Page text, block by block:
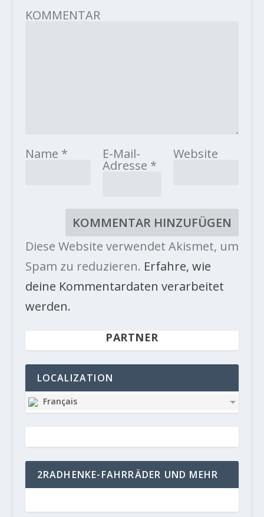
KOMMENTAR
Name * E-Mail-
Adresse *
Website
Diese Website verwendet Akismet, um
Spam zu reduzieren. Erfahre, wie
deine Kommentardaten verarbeitet
werden.
PARTNER
LOCALIZATION
Français
2RADHENKE-FAHRRÄDER UND MEHR